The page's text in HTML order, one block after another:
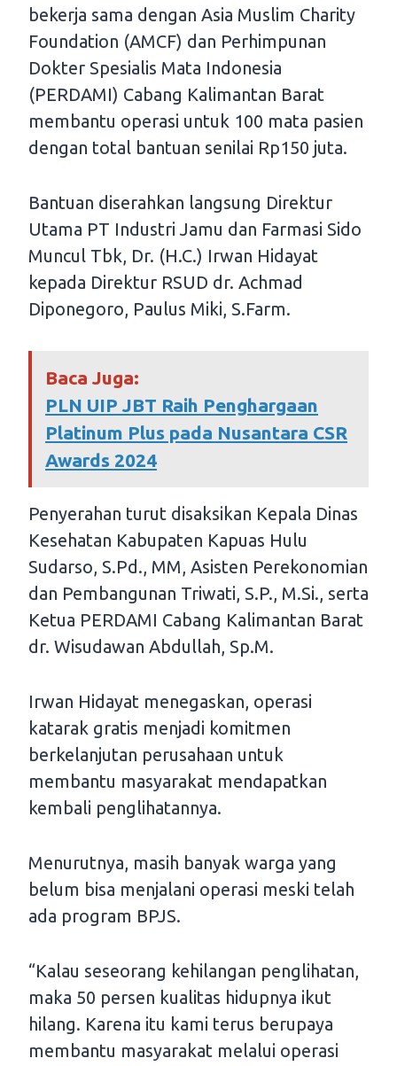
bekerja sama dengan Asia Muslim Charity
Foundation (AMCF) dan Perhimpunan
Dokter Spesialis Mata Indonesia
(PERDAMI) Cabang Kalimantan Barat
membantu operasi untuk 100 mata pasien
dengan total bantuan senilai Rp150 juta.
Bantuan diserahkan langsung Direktur
Utama PT Industri Jamu dan Farmasi Sido
Muncul Tbk, Dr. (H.C.) Irwan Hidayat
kepada Direktur RSUD dr. Achmad
Diponegoro, Paulus Miki, S.Farm.
Baca Juga:
PLN UIP JBT Raih Penghargaan
Platinum Plus pada Nusantara CSR
Awards 2024
Penyerahan turut disaksikan Kepala Dinas
Kesehatan Kabupaten Kapuas Hulu
Sudarso, S.Pd., MM, Asisten Perekonomian
dan Pembangunan Triwati, S.P., M.Si., serta
Ketua PERDAMI Cabang Kalimantan Barat
dr. Wisudawan Abdullah, Sp.M.
Irwan Hidayat menegaskan, operasi
katarak gratis menjadi komitmen
berkelanjutan perusahaan untuk
membantu masyarakat mendapatkan
kembali penglihatannya.
Menurutnya, masih banyak warga yang
belum bisa menjalani operasi meski telah
ada program BPJS.
“Kalau seseorang kehilangan penglihatan,
maka 50 persen kualitas hidupnya ikut
hilang. Karena itu kami terus berupaya
membantu masyarakat melalui operasi